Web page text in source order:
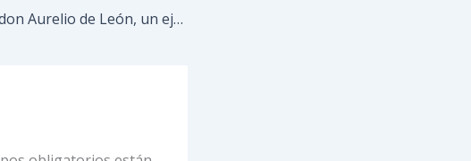
Fallece don Aurelio de León, un ejemplo de compromiso social en Talavera